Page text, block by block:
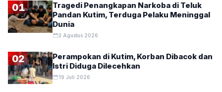
01
Tragedi Penangkapan Narkoba di Teluk
Pandan Kutim, Terduga Pelaku Meninggal
Dunia
3 Agustus 2026
02
Perampokan di Kutim, Korban Dibacok dan
Istri Diduga Dilecehkan
19 Juli 2026